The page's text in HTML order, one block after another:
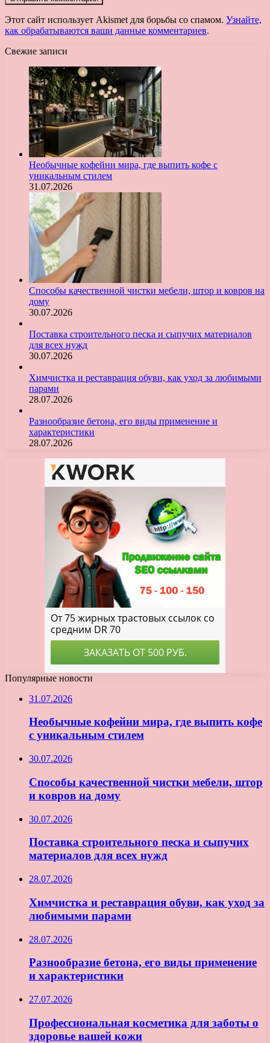
Этот сайт использует Akismet для борьбы со спамом. Узнайте,
как обрабатываются ваши данные комментариев.
Свежие записи
Необычные кофейни мира, где выпить кофе с
уникальным стилем
31.07.2026
Способы качественной чистки мебели, штор и ковров на
дому
30.07.2026
Поставка строительного песка и сыпучих материалов
для всех нужд
30.07.2026
Химчистка и реставрация обуви, как уход за любимыми
парами
28.07.2026
Разнообразие бетона, его виды применение и
характеристики
28.07.2026
Популярные новости
31.07.2026
Необычные кофейни мира, где выпить кофе
с уникальным стилем
30.07.2026
Способы качественной чистки мебели, штор
и ковров на дому
30.07.2026
Поставка строительного песка и сыпучих
материалов для всех нужд
28.07.2026
Химчистка и реставрация обуви, как уход за
любимыми парами
28.07.2026
Разнообразие бетона, его виды применение
и характеристики
27.07.2026
Профессиональная косметика для заботы о
здоровье вашей кожи